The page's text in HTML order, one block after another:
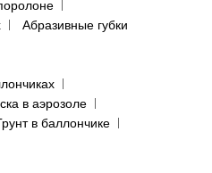
Абразивные губки
в аэрозоле
в баллончике